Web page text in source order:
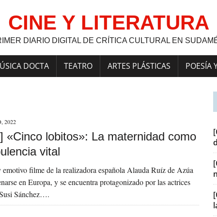
CINE Y LITERATURA
DIARIO DIGITAL DE CRÍTICA CULTURAL EN
DOCTA TEATRO ARTES PLÁSTICAS POESÍA
2022
«Cinco lobitos»: La maternidad como
vital
filme de la realizadora española Alauda Ruíz de Azúa
en Europa, y se encuentra protagonizado por las actrices
Sánchez….